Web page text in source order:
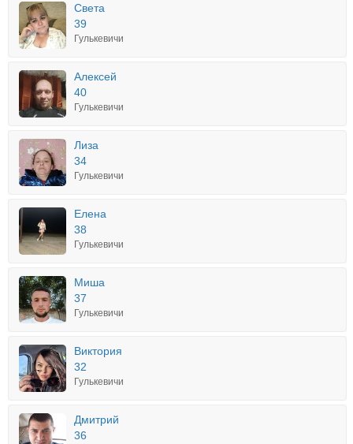
Света
39
Гулькевичи
Алексей
40
Гулькевичи
Лиза
34
Гулькевичи
Елена
38
Гулькевичи
Миша
37
Гулькевичи
Виктория
32
Гулькевичи
Дмитрий
36